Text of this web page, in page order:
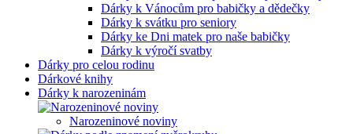
Dárky k Vánocům pro babičky a dědečky
Dárky k svátku pro seniory
Dárky ke Dni matek pro naše babičky
Dárky k výročí svatby
Dárky pro celou rodinu
Dárkové knihy
Dárky k narozeninám
Narozeninové noviny